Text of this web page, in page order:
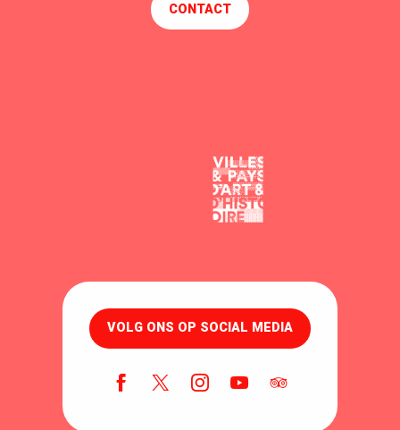
CONTACT
VOLG ONS OP SOCIAL MEDIA